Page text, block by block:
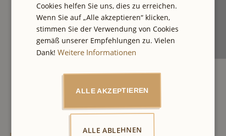
Cookies helfen Sie uns, dies zu erreichen.
Wenn Sie auf „Alle akzeptieren“ klicken,
stimmen Sie der Verwendung von Cookies
gemäß unserer Empfehlungen zu. Vielen
Dank!Weitere Informationen
ALLE AKZEPTIEREN
ALLE ABLEHNEN